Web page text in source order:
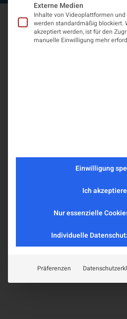
Externe Medien
Inhalte von Videoplattformen
werden standardmäßig blockiert.
akzeptiert werden, ist für den
manuelle Einwilligung mehr
Einwilligung
Ich
Nur essenzielle
Individuelle
Präferenzen